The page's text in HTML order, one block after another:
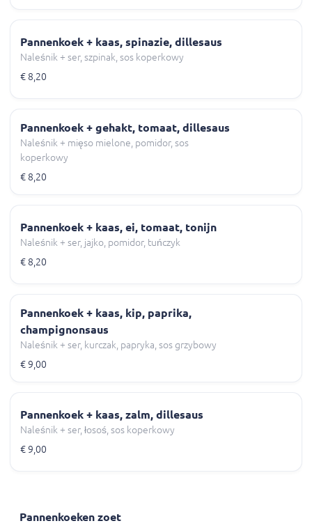
Pannenkoek + kaas, spinazie, dillesaus
Naleśnik + ser, szpinak, sos koperkowy
€ 8,20
Pannenkoek + gehakt, tomaat, dillesaus
Naleśnik + mięso mielone, pomidor, sos
koperkowy
€ 8,20
Pannenkoek + kaas, ei, tomaat, tonijn
Naleśnik + ser, jajko, pomidor, tuńczyk
€ 8,20
Pannenkoek + kaas, kip, paprika,
champignonsaus
Naleśnik + ser, kurczak, papryka, sos grzybowy
€ 9,00
Pannenkoek + kaas, zalm, dillesaus
Naleśnik + ser, łosoś, sos koperkowy
€ 9,00
Pannenkoeken zoet